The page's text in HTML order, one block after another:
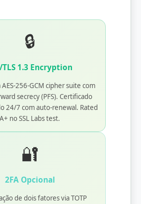
🔒
TLS 1.3 Encryption
256-GCM cipher suite com
secrecy (PFS). Certificado
24/7 com auto-renewal. Rated
A+ no SSL Labs test.
🔐
2FA Opcional
de dois fatores via TOTP